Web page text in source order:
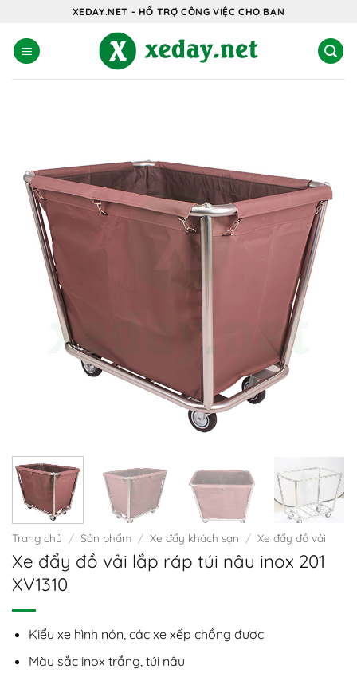
nội
dung
XEDAY.NET - HỔ TRỢ CÔNG VIỆC CHO BẠN
Trang chủ / Sản phẩm / Xe đẩy khách sạn / Xe đẩy đồ vải
Xe đẩy đồ vải lắp ráp túi nâu inox 201
XV1310
Kiểu xe hình nón, các xe xếp chồng được
Màu sắc inox trắng, túi nâu